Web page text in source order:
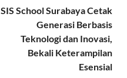
SIS School Surabaya Cetak
Generasi Berbasis
Teknologi dan Inovasi,
Bekali Keterampilan
Esensial